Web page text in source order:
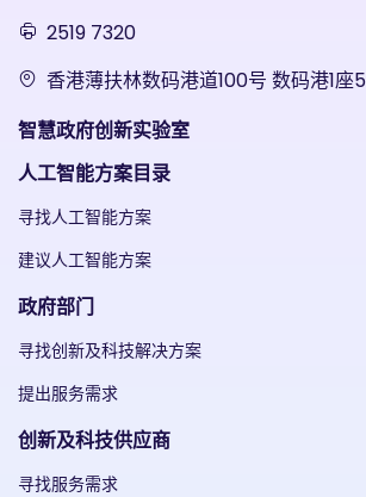
2519 7320
香港薄扶林数码港道100号 数码港1座
智慧政府创新实验室
人工智能方案目录
寻找人工智能方案
建议人工智能方案
政府部门
寻找创新及科技解决方案
提出服务需求
创新及科技供应商
寻找服务需求